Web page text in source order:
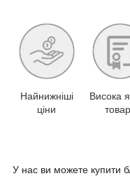
Найнижніші
ціни
Висока
У нас ви можете купити